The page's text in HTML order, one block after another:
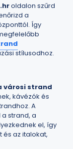
oldalon szűrd
a
Így
stílusodhoz.
városi strand
kávézók és
A
strand, a
el, így
és az italokat,